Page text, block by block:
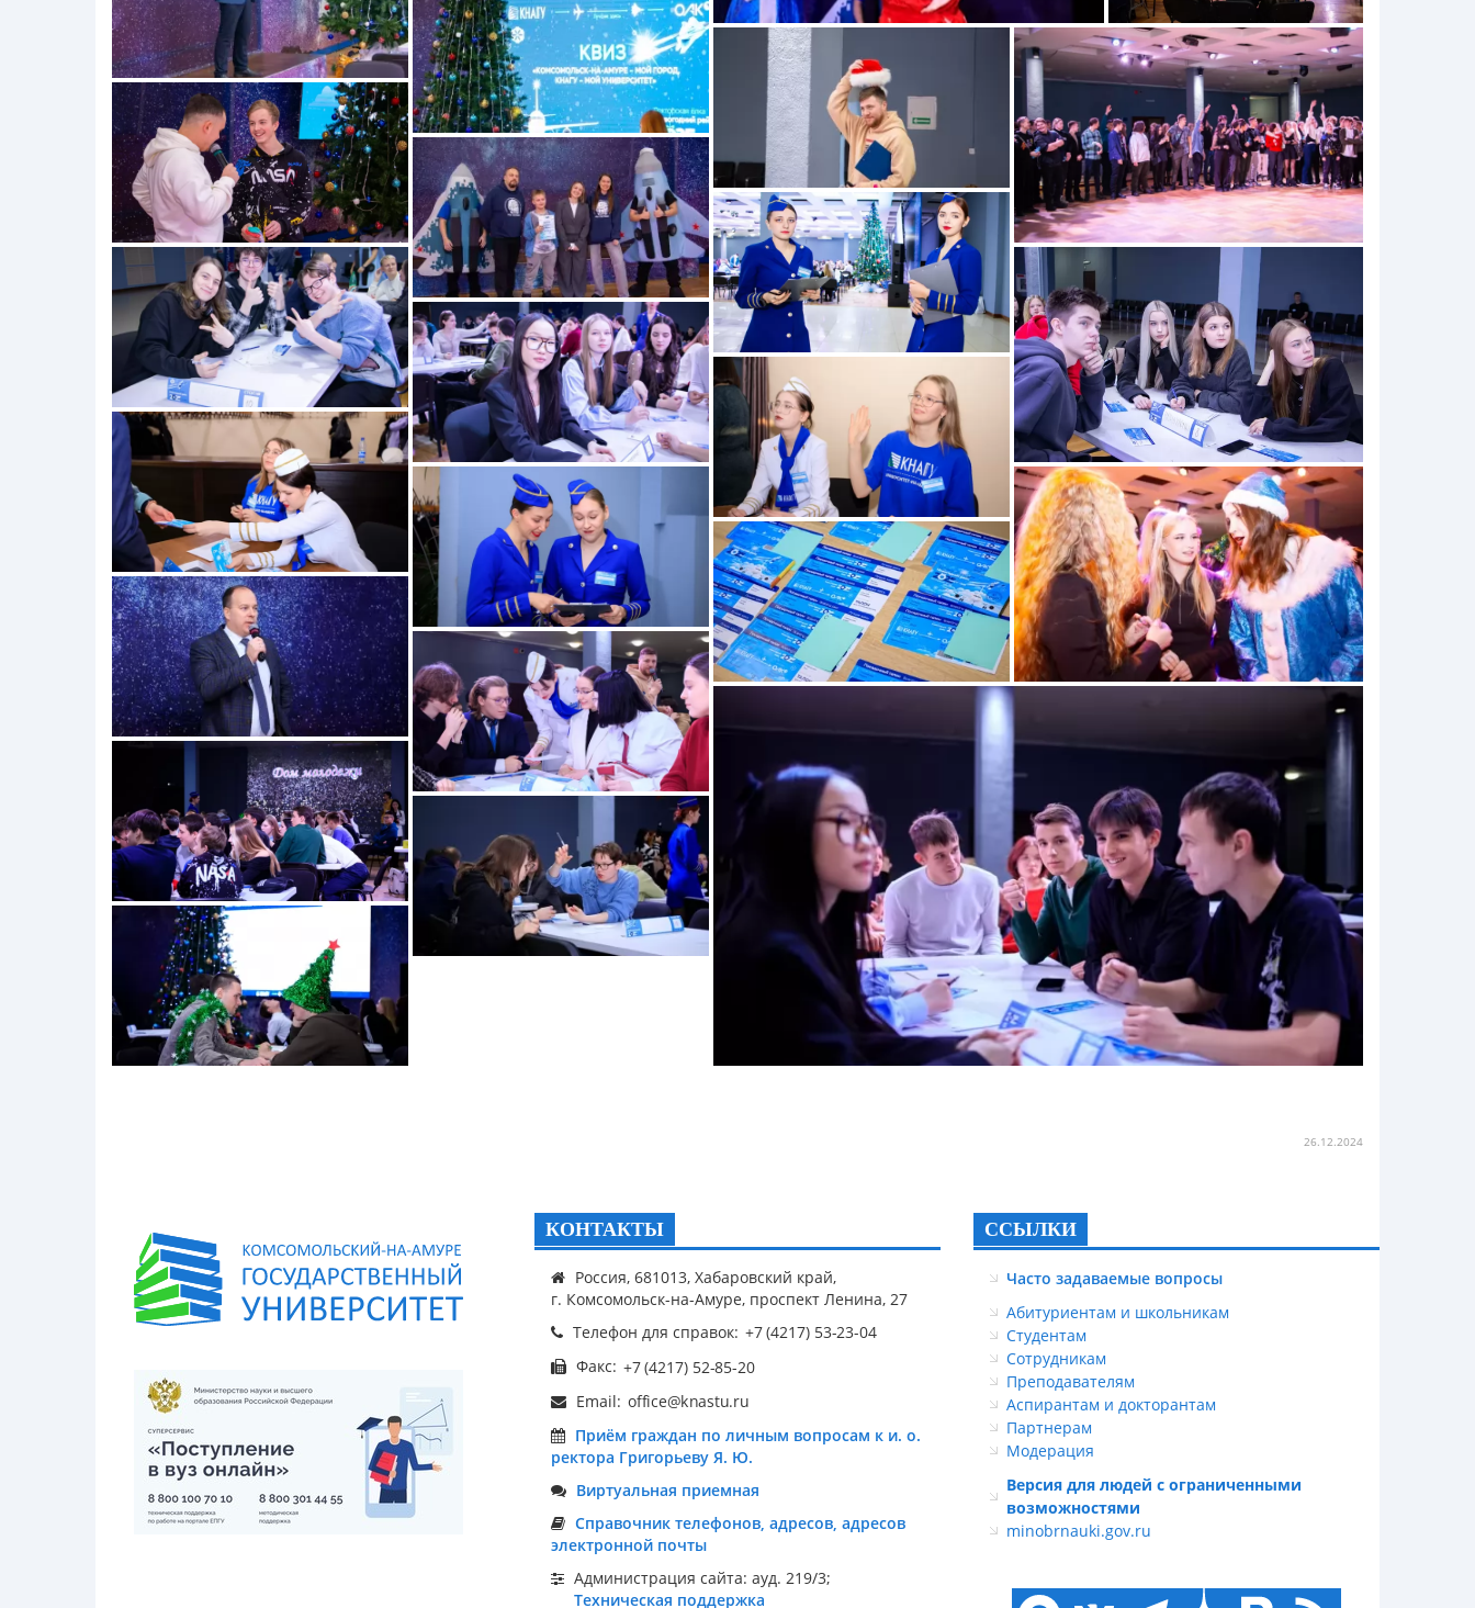
26.12.2024
КОНТАКТЫ
Россия, 681013, Хабаровский край,
г. Комсомольск-на-Амуре, проспект Ленина, 27
Телефон для справок:
Факс:
Email:
Приём граждан по личным вопросам к и. о.
ректора Григорьеву Я. Ю.
Виртуальная приемная
Справочник телефонов, адресов, адресов
электронной почты
Администрация сайта: ауд. 219/3;
Техническая поддержка
ССЫЛКИ
Часто задаваемые вопросы
Абитуриентам и школьникам
Студентам
Сотрудникам
Преподавателям
Аспирантам и докторантам
Партнерам
Модерация
Версия для людей с ограниченными
возможностями
minobrnauki.gov.ru